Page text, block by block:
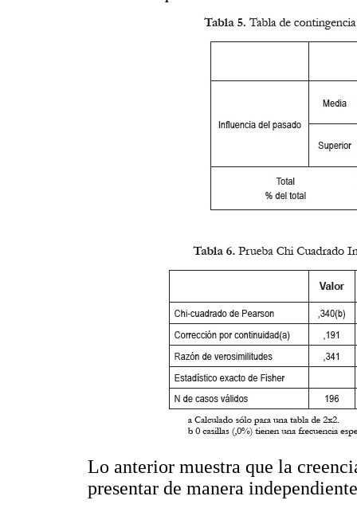
Lo anterior muestra que la
presentar de manera